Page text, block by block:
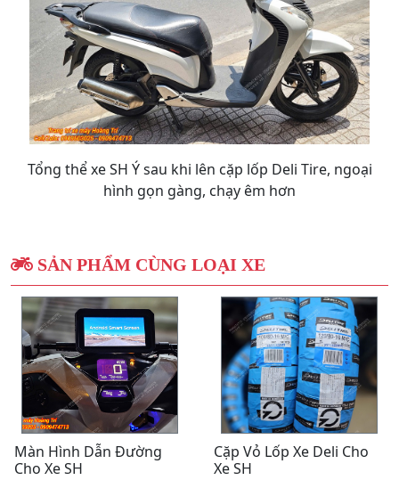
Tổng thể xe SH Ý sau khi lên cặp lốp Deli Tire, ngoại
hình gọn gàng, chạy êm hơn
SẢN PHẨM CÙNG LOẠI XE
Màn Hình Dẫn Đường
Cho Xe SH
Cặp Vỏ Lốp Xe Deli Cho
Xe SH